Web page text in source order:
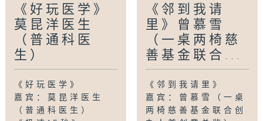
《好玩医学》
莫昆洋医生
（普通科医
生）
《好玩医学》
嘉宾：莫昆洋医生
（普通科医生）
《邻到我请
里》曾慕雪
（一桌两椅慈
善基金联合...
《邻到我请里》
嘉宾：曾慕雪（一桌
两椅慈善基金联合创